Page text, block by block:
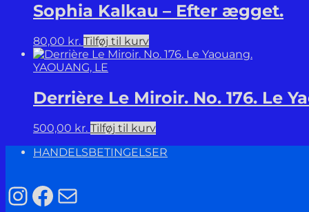
Sophia Kalkau – Efter ægget.
80,00 kr. Tilføj til kurv
YAOUANG, LE
Derrière Le Miroir. No. 176. Le
500,00 kr. Tilføj til kurv
HANDELSBETINGELSER
Instagram
Facebook
Mail